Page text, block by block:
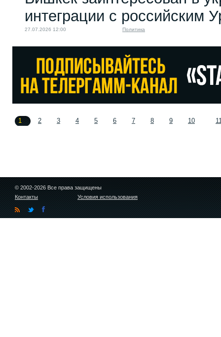
интеграции с российским
27.07.2026 12:00 Политика
1 2 3 4 5 6 7 8 9 10
© 2002-2026 Все права защищены
Контакты
Условия использования